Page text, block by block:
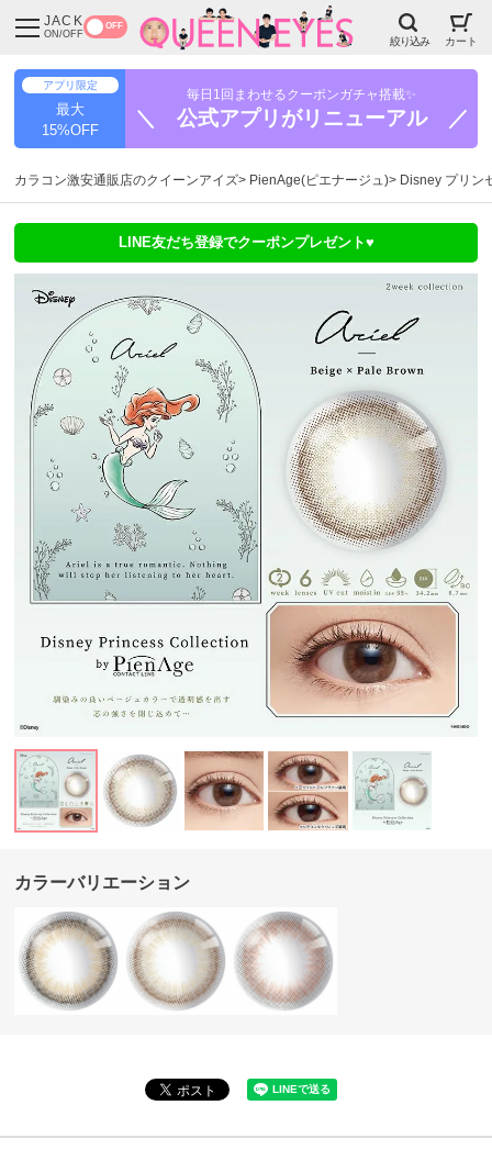
JACK
ON/OFF
OFF
絞り込み カート
アプリ限定
最大
15%OFF
毎日1回まわせるクーポンガチャ搭載✨
＼ 公式アプリがリニューアル ／
カラコン激安通販店のクイーンアイズ PienAge(ピエナージュ) Disney プリン
LINE友だち登録でクーポンプレゼント♥
カラーバリエーション